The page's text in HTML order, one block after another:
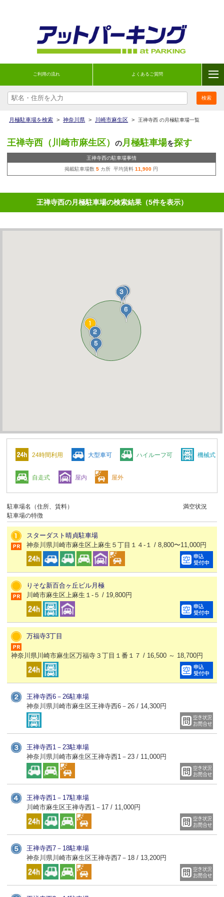
ご利用の流れ よくあるご質問
月極駐車場を検索 > 神奈川県 > 川崎市麻生区 > 王禅寺西 の月極駐車場一覧
王禅寺西（川崎市麻生区） の月極駐車場を探す
王禅寺西の駐車場事情
掲載駐車場数5 カ所 平均賃料11,900 円
王禅寺西の月極駐車場の検索結果（5件を表示）
24時間利用 大型車可 ハイルーフ可 機械式
自走式 屋内 屋外
駐車場名（住所、賃料）
駐車場の特徴
満空状況
スターダスト晴貞駐車場
神奈川県川崎市麻生区上麻生５丁目１４-１ / 8,800〜11,000円
りそな新百合ヶ丘ビル月極
川崎市麻生区上麻生１-５ / 19,800円
万福寺3丁目
神奈川県川崎市麻生区万福寺３丁目１番１７ / 16,500 ～ 18,700円
王禅寺西6－26駐車場
神奈川県川崎市麻生区王禅寺西6－26 / 14,300円
王禅寺西1－23駐車場
神奈川県川崎市麻生区王禅寺西1－23 / 11,000円
王禅寺西1－17駐車場
川崎市麻生区王禅寺西1－17 / 11,000円
王禅寺西7－18駐車場
神奈川県川崎市麻生区王禅寺西7－18 / 13,200円